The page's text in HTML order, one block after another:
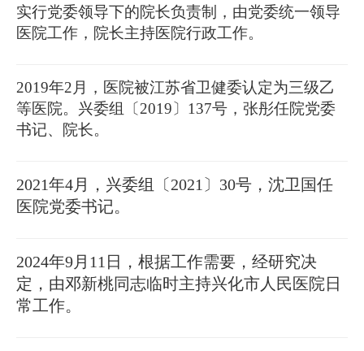
实行党委领导下的院长负责制，由党委统一领导
医院工作，院长主持医院行政工作。
2019年2月，医院被江苏省卫健委认定为三级乙
等医院。兴委组〔2019〕137号，张彤任院党委
书记、院长。
2021年4月，兴委组〔2021〕30号，沈卫国任
医院党委书记。
2024年9月11日，根据工作需要，经研究决
定，由邓新桃同志临时主持兴化市人民医院日
常工作。